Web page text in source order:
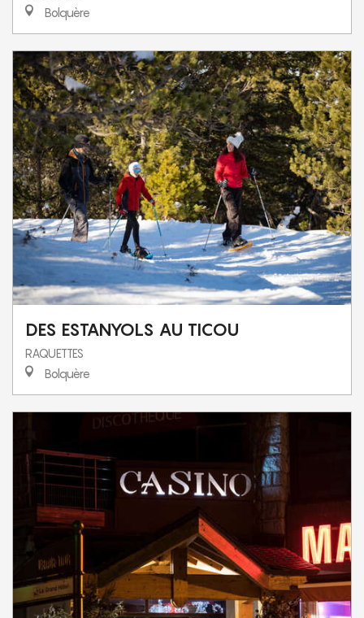
Bolquère
DES ESTANYOLS AU TICOU
RAQUETTES
Bolquère